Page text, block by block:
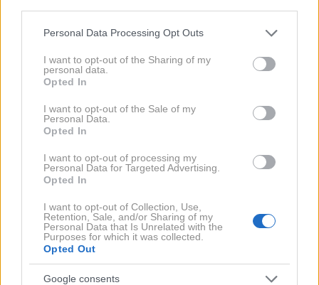
Please note that this website/app uses one or more Google
not limited to your visit or usage behaviour. You may click to
grant or deny consent to Google and its third-party tags to
use your data for below specified purposes in below Google
consent section.
Personal Data Processing Opt Outs
I want to opt-out of the Sharing of my
personal data.
Opted In
I want to opt-out of the Sale of my
Personal Data.
Opted In
I want to opt-out of processing my
Personal Data for Targeted Advertising.
Opted In
I want to opt-out of Collection, Use,
Retention, Sale, and/or Sharing of my
Personal Data that Is Unrelated with the
Purposes for which it was collected.
Opted Out
Google consents
"Trije delavci Progrosa, ki so ostali brez plač, so danes
dobili nakazane vse zaostale plače,"je zatrdil
Stevanović.Eden je dobil 6000 evrov, dva pa po
3000 evrov. Podjetje Progros zdaj ta denar dolguje
konca leta, kot je bilo tudi dogovorjeno na organih
stranke Resnica.
Na novinarsko vprašanje, ali meni, da s poplačilom
dejanja, je Stevanović ponovil, daverjame v pet
poslanskih mandatov stranke Resnica
. Odgovornost
poslanca Mijiča bodo, kot je poudaril, ugotavljali
ustrezni organi.